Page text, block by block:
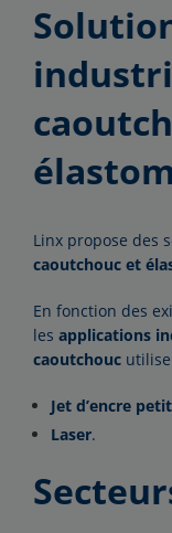
Linx propose des
caoutchouc et
En fonction des
les applications
caoutchouc
Jet d’encre
Laser.